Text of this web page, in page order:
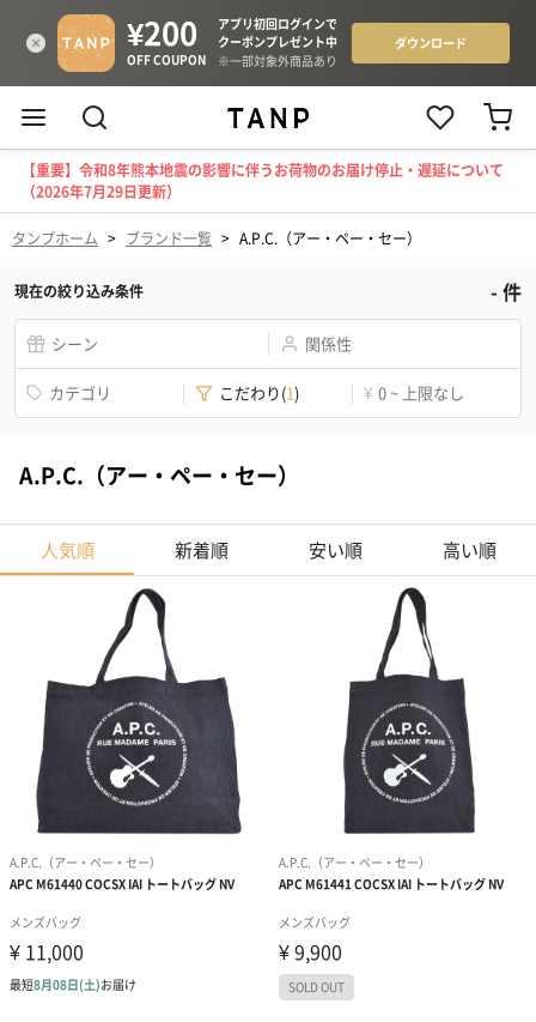
【重要】令和8年熊本地震の影響に伴うお荷物のお届け停止・遅延について
（2026年7月29日更新）
タンプホーム > ブランド一覧 > A.P.C.（アー・ペー・セー）
現在の絞り込み条件 -件
シーン 関係性
カテゴリ こだわり(1) ¥ 0 ~ 上限なし
A.P.C.（アー・ペー・セー）
人気順 新着順 安い順 高い順